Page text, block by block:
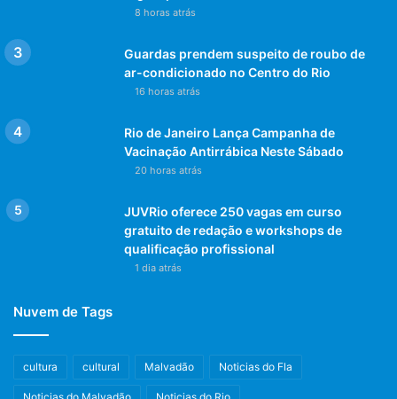
8 horas atrás
Guardas prendem suspeito de roubo de
ar-condicionado no Centro do Rio
16 horas atrás
Rio de Janeiro Lança Campanha de
Vacinação Antirrábica Neste Sábado
20 horas atrás
JUVRio oferece 250 vagas em curso
gratuito de redação e workshops de
qualificação profissional
1 dia atrás
Nuvem de Tags
cultura cultural Malvadão Noticias do Fla
Noticias do Malvadão Noticias do Rio